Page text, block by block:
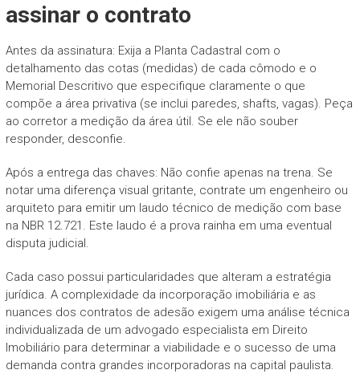
assinar o contrato
Antes da assinatura: Exija a Planta Cadastral com o
detalhamento das cotas (medidas) de cada cômodo e o
Memorial Descritivo que especifique claramente o que
compõe a área privativa (se inclui paredes, shafts, vagas). Peça
ao corretor a medição da área útil. Se ele não souber
responder, desconfie.
Após a entrega das chaves: Não confie apenas na trena. Se
notar uma diferença visual gritante, contrate um engenheiro ou
arquiteto para emitir um laudo técnico de medição com base
na NBR 12.721. Este laudo é a prova rainha em uma eventual
disputa judicial.
Cada caso possui particularidades que alteram a estratégia
jurídica. A complexidade da incorporação imobiliária e as
nuances dos contratos de adesão exigem uma análise técnica
individualizada de um advogado especialista em Direito
Imobiliário para determinar a viabilidade e o sucesso de uma
demanda contra grandes incorporadoras na capital paulista.